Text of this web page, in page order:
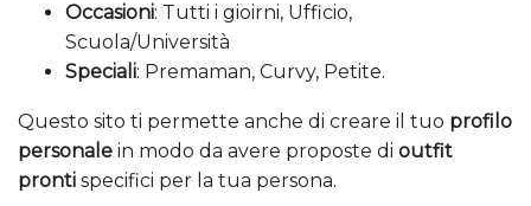
Occasioni: Tutti i gioirni, Ufficio,
Scuola/Università
Speciali: Premaman, Curvy, Petite.
Questo sito ti permette anche di creare il tuo profilo
personale in modo da avere proposte di outfit
pronti specifici per la tua persona.